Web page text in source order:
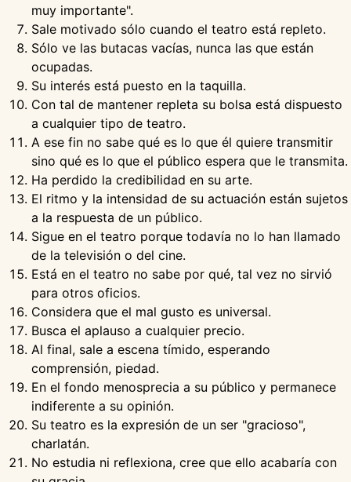
muy importante".
Sale motivado sólo cuando el teatro está repleto.
Sólo ve las butacas vacías, nunca las que están
ocupadas.
Su interés está puesto en la taquilla.
Con tal de mantener repleta su bolsa está dispuesto
a cualquier tipo de teatro.
A ese fin no sabe qué es lo que él quiere transmitir
sino qué es lo que el público espera que le transmita.
Ha perdido la credibilidad en su arte.
El ritmo y la intensidad de su actuación están sujetos
a la respuesta de un público.
Sigue en el teatro porque todavía no lo han llamado
de la televisión o del cine.
Está en el teatro no sabe por qué, tal vez no sirvió
para otros oficios.
Considera que el mal gusto es universal.
Busca el aplauso a cualquier precio.
Al final, sale a escena tímido, esperando
comprensión, piedad.
En el fondo menosprecia a su público y permanece
indiferente a su opinión.
Su teatro es la expresión de un ser "gracioso",
charlatán.
No estudia ni reflexiona, cree que ello acabaría con